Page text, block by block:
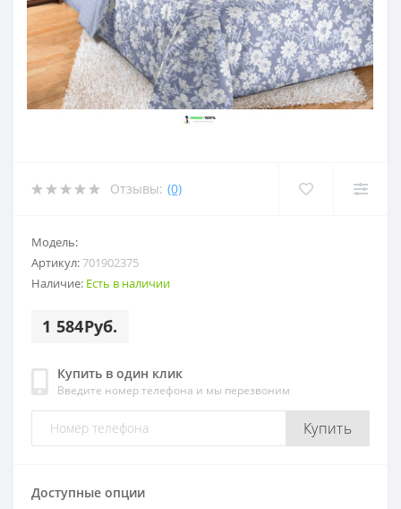
Отзывы: (0)
Модель:
Артикул:701902375
Наличие: Есть в наличии
1 584Руб.
Купить в один клик
Введите номер телефона и мы перезвоним
Купить
Доступные опции